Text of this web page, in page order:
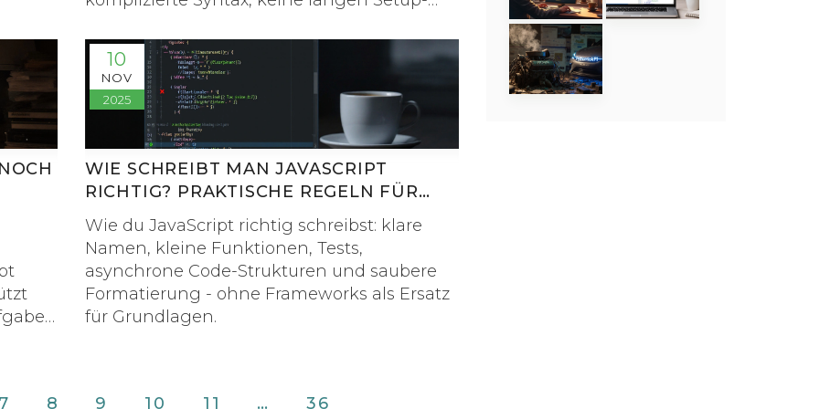
10
NOV
2025
WIE SCHREIBT MAN JAVASCRIPT
RICHTIG? PRAKTISCHE REGELN FÜR
SAUBEREN CODE
Wie du JavaScript richtig schreibst: klare
Namen, kleine Funktionen, Tests,
asynchrone Code-Strukturen und saubere
Formatierung - ohne Frameworks als Ersatz
für Grundlagen.
8 9 10 11 … 36